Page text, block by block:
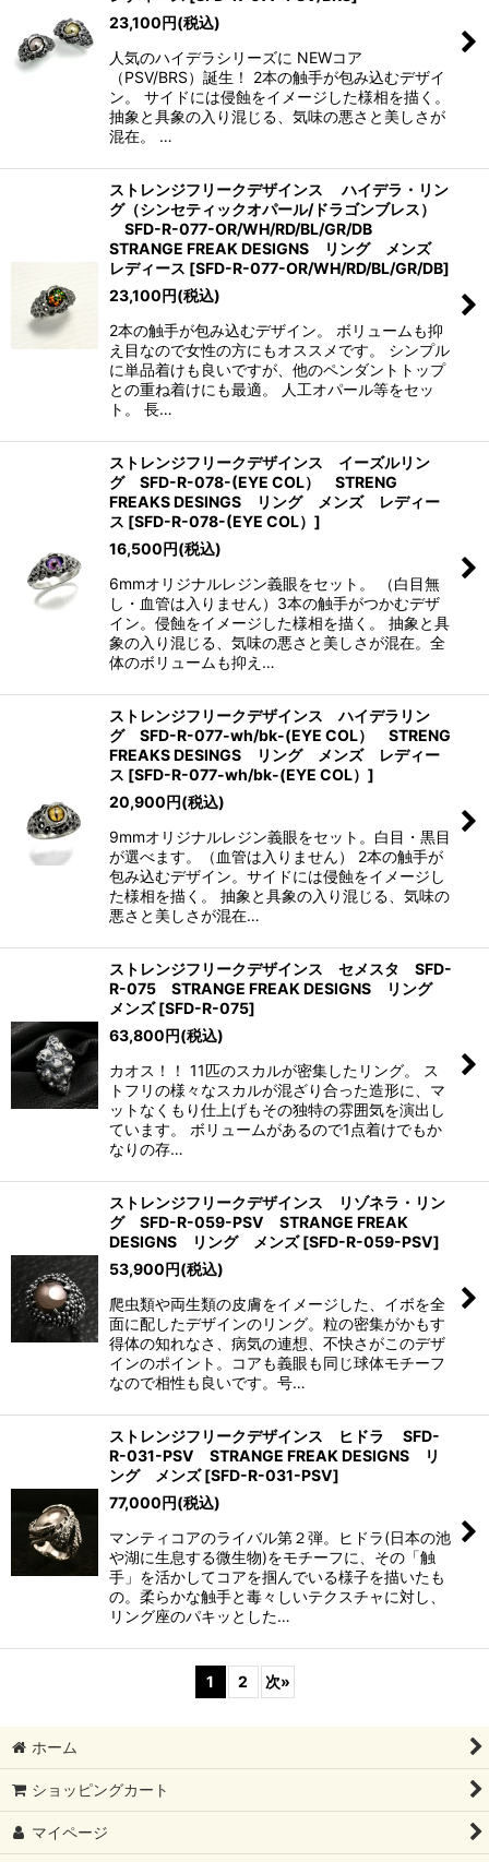
23,100円(税込)
人気のハイデラシリーズに NEWコア
（PSV/BRS）誕生！ 2本の触手が包み込むデザイ
ン。 サイドには侵蝕をイメージした様相を描く。
抽象と具象の入り混じる、気味の悪さと美しさが
混在。 …
ストレンジフリークデザインス ハイデラ・リン
グ（シンセティックオパール/ドラゴンブレス）
SFD-R-077-OR/WH/RD/BL/GR/DB
STRANGE FREAK DESIGNS リング メンズ
レディース [SFD-R-077-OR/WH/RD/BL/GR/DB]
23,100円(税込)
2本の触手が包み込むデザイン。 ボリュームも抑
え目なので女性の方にもオススメです。 シンプル
に単品着けも良いですが、他のペンダントトップ
との重ね着けにも最適。 人工オパール等をセッ
ト。 長…
ストレンジフリークデザインス イーズルリン
グ SFD-R-078-(EYE COL） STRENG
FREAKS DESINGS リング メンズ レディー
ス [SFD-R-078-(EYE COL） ]
16,500円(税込)
6mmオリジナルレジン義眼をセット。 （白目無
し・血管は入りません）3本の触手がつかむデザ
イン。侵蝕をイメージした様相を描く。 抽象と具
象の入り混じる、気味の悪さと美しさが混在。全
体のボリュームも抑え…
ストレンジフリークデザインス ハイデラリン
グ SFD-R-077-wh/bk-(EYE COL） STRENG
FREAKS DESINGS リング メンズ レディー
ス [SFD-R-077-wh/bk-(EYE COL） ]
20,900円(税込)
9mmオリジナルレジン義眼をセット。白目・黒目
が選べます。（血管は入りません） 2本の触手が
包み込むデザイン。サイドには侵蝕をイメージし
た様相を描く。 抽象と具象の入り混じる、気味の
悪さと美しさが混在…
ストレンジフリークデザインス セメスタ SFD-
R-075 STRANGE FREAK DESIGNS リング
メンズ [SFD-R-075]
63,800円(税込)
カオス！！ 11匹のスカルが密集したリング。 ス
トフリの様々なスカルが混ざり合った造形に、マ
ットなくもり仕上げもその独特の雰囲気を演出し
ています。 ボリュームがあるので1点着けでもか
なりの存…
ストレンジフリークデザインス リゾネラ・リン
グ SFD-R-059-PSV STRANGE FREAK
DESIGNS リング メンズ [SFD-R-059-PSV]
53,900円(税込)
爬虫類や両生類の皮膚をイメージした、イボを全
面に配したデザインのリング。粒の密集がかもす
得体の知れなさ、病気の連想、不快さがこのデザ
インのポイント。コアも義眼も同じ球体モチーフ
なので相性も良いです。号…
ストレンジフリークデザインス ヒドラ SFD-
R-031-PSV STRANGE FREAK DESIGNS リ
ング メンズ [SFD-R-031-PSV]
77,000円(税込)
マンティコアのライバル第２弾。ヒドラ(日本の池
や湖に生息する微生物)をモチーフに、その「触
手」を活かしてコアを掴んでいる様子を描いたも
の。柔らかな触手と毒々しいテクスチャに対し、
リング座のパキッとした…
1 2 次»
ホーム
ショッピングカート
マイページ